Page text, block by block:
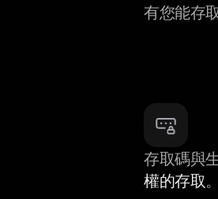
有您能存取
存取碼與
權的存取。